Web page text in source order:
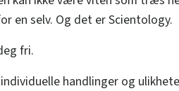
en selv. Og det er Scientology.
fri.
handlinger og